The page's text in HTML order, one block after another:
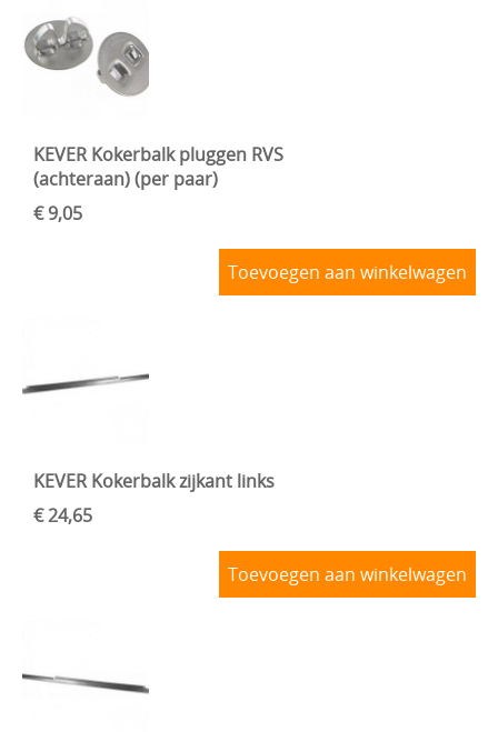
KEVER Kokerbalk pluggen RVS
(achteraan) (per paar)
€ 9,05
Toevoegen aan winkelwagen
KEVER Kokerbalk zijkant links
€ 24,65
Toevoegen aan winkelwagen